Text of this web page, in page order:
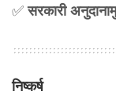
✅सरकारी
निष्कर्ष